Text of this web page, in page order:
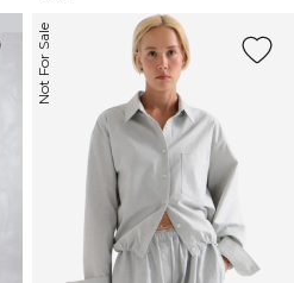
Not For Sale